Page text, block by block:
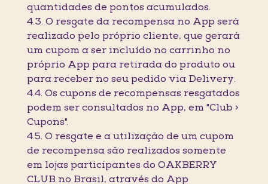
quantidades de pontos acumulados.
4.3. O resgate da recompensa no App será
realizado pelo próprio cliente, que gerará
um cupom a ser incluído no carrinho no
próprio App para retirada do produto ou
para receber no seu pedido via Delivery.
4.4. Os cupons de recompensas resgatados
podem ser consultados no App, em "Club >
Cupons".
4.5. O resgate e a utilização de um cupom
de recompensa são realizados somente
em lojas participantes do OAKBERRY
CLUB no Brasil, através do App